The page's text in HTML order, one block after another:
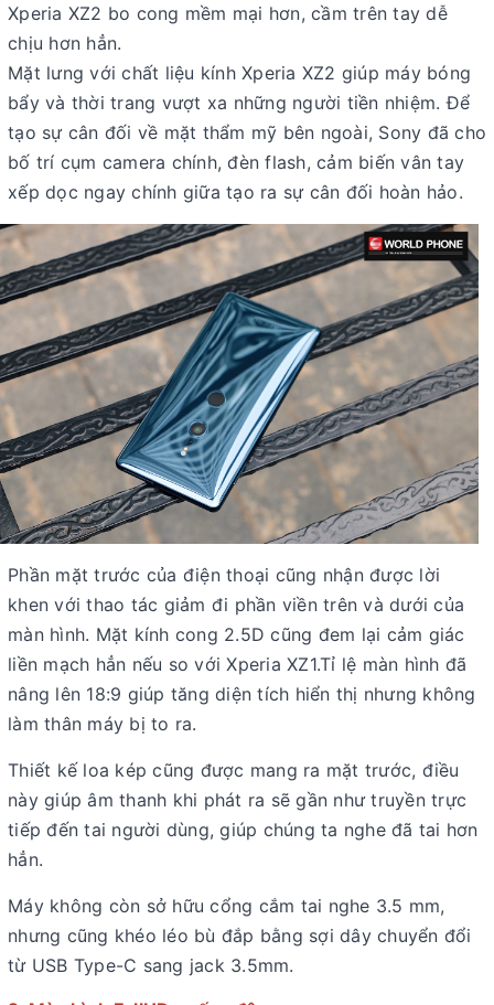
Xperia XZ2 bo cong mềm mại hơn, cầm trên tay dễ
chịu hơn hẳn.
Mặt lưng với chất liệu kính Xperia XZ2 giúp máy bóng
bẩy và thời trang vượt xa những người tiền nhiệm. Để
tạo sự cân đối về mặt thẩm mỹ bên ngoài, Sony đã cho
bố trí cụm camera chính, đèn flash, cảm biến vân tay
xếp dọc ngay chính giữa tạo ra sự cân đối hoàn hảo.
Phần mặt trước của điện thoại cũng nhận được lời
khen với thao tác giảm đi phần viền trên và dưới của
màn hình. Mặt kính cong 2.5D cũng đem lại cảm giác
liền mạch hẳn nếu so với Xperia XZ1.Tỉ lệ màn hình đã
nâng lên 18:9 giúp tăng diện tích hiển thị nhưng không
làm thân máy bị to ra.
Thiết kế loa kép cũng được mang ra mặt trước, điều
này giúp âm thanh khi phát ra sẽ gần như truyền trực
tiếp đến tai người dùng, giúp chúng ta nghe đã tai hơn
hẳn.
Máy không còn sở hữu cổng cắm tai nghe 3.5 mm,
nhưng cũng khéo léo bù đắp bằng sợi dây chuyển đổi
từ USB Type-C sang jack 3.5mm.